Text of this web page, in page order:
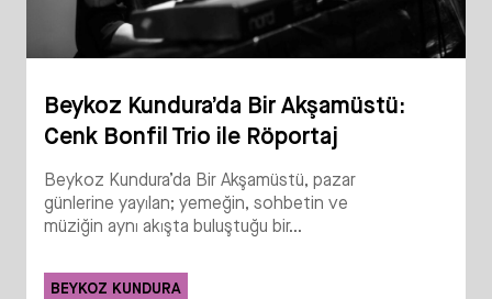
Beykoz Kundura’da Bir Akşamüstü:
Cenk Bonfil Trio ile Röportaj
Beykoz Kundura’da Bir Akşamüstü, pazar
günlerine yayılan; yemeğin, sohbetin ve
müziğin aynı akışta buluştuğu bir...
BEYKOZ KUNDURA